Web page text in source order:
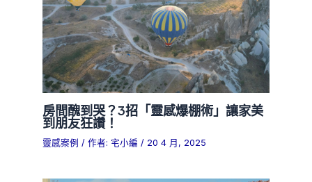
房間醜到哭？3招「靈感爆棚術」讓家美
到朋友狂讚！
靈感案例 / 作者: 宅小編/ 20 4 月, 2025